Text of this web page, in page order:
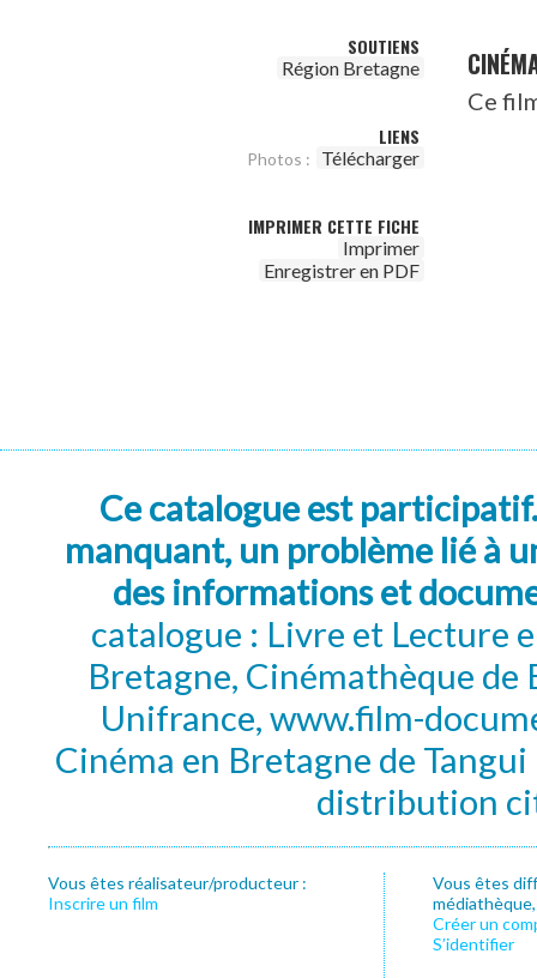
SOUTIENS
Région Bretagne
LIENS
Photos : Télécharger
IMPRIMER CETTE FICHE
Imprimer
Enregistrer en PDF
Ce
Ce catalogue est
manquant, un problème lié à
des informations et
catalogue : Livre et Lecture
Bretagne, Cinémathèque de
Unifrance, www.film-
Cinéma en Bretagne de
distribution
Vous êtes réalisateur/producteur :
Inscrire un film
Vous êtes
Créer un
S’identifier